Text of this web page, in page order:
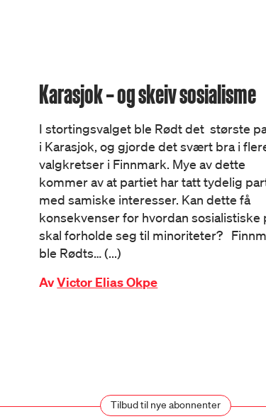
Karasjok – og skeiv sosialisme
I stortingsvalget ble Rødt det største
i Karasjok, og gjorde det svært bra i
valgkretser i Finnmark. Mye av dette
kommer av at partiet har tatt tydelig
med samiske interesser. Kan dette få
konsekvenser for hvordan sosialistiske
skal forholde seg til minoriteter?
ble Rødts… (...)
AvVictor Elias Okpe
Tilbud til nye abonnenter